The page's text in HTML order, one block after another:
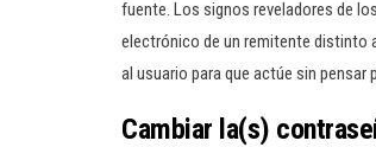
fuente. Los signos reveladores de
electrónico de un remitente distinto
al usuario para que actúe sin pensar
Cambiar la(s)